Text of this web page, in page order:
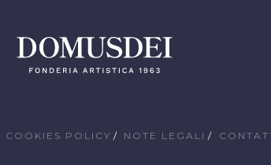
COOKIES POLICY NOTE LEGALI